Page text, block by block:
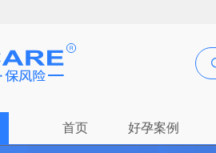
首页 好孕案例